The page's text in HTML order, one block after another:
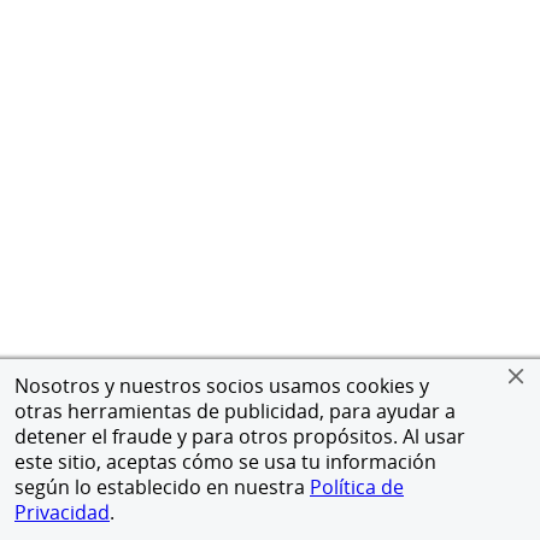
Nosotros y nuestros socios usamos cookies y
otras herramientas de publicidad, para ayudar a
detener el fraude y para otros propósitos. Al usar
este sitio, aceptas cómo se usa tu información
según lo establecido en nuestra Política de
Privacidad.